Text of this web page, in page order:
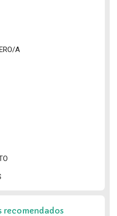
A
recomendados